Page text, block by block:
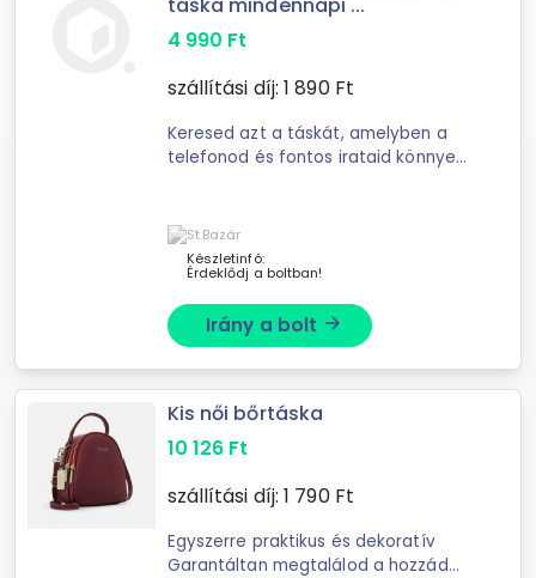
4 990 Ft
szállítási díj: 1 890Ft
Keresed azt a táskát, amelyben a
telefonod és fontos irataid könnyen
praktikus is. Elegáns megjelenése ...
Készletinfó:
Érdeklődj a boltban!
Irány a bolt arrow_forward
Kis női bőrtáska
10 126 Ft
szállítási díj: 1 790Ft
Egyszerre praktikus és dekoratív
Garantáltan megtalálod a hozzád